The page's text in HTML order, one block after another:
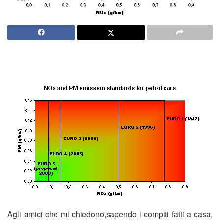
Agli amici che mi chiedono,sapendo i compiti fatti a casa,